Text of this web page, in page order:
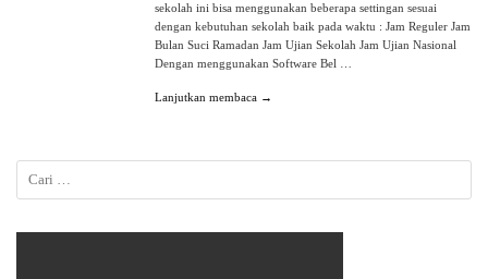
sekolah ini bisa menggunakan beberapa settingan sesuai
dengan kebutuhan sekolah baik pada waktu : Jam Reguler Jam
Bulan Suci Ramadan Jam Ujian Sekolah Jam Ujian Nasional
Dengan menggunakan Software Bel …
Lanjutkan membaca →